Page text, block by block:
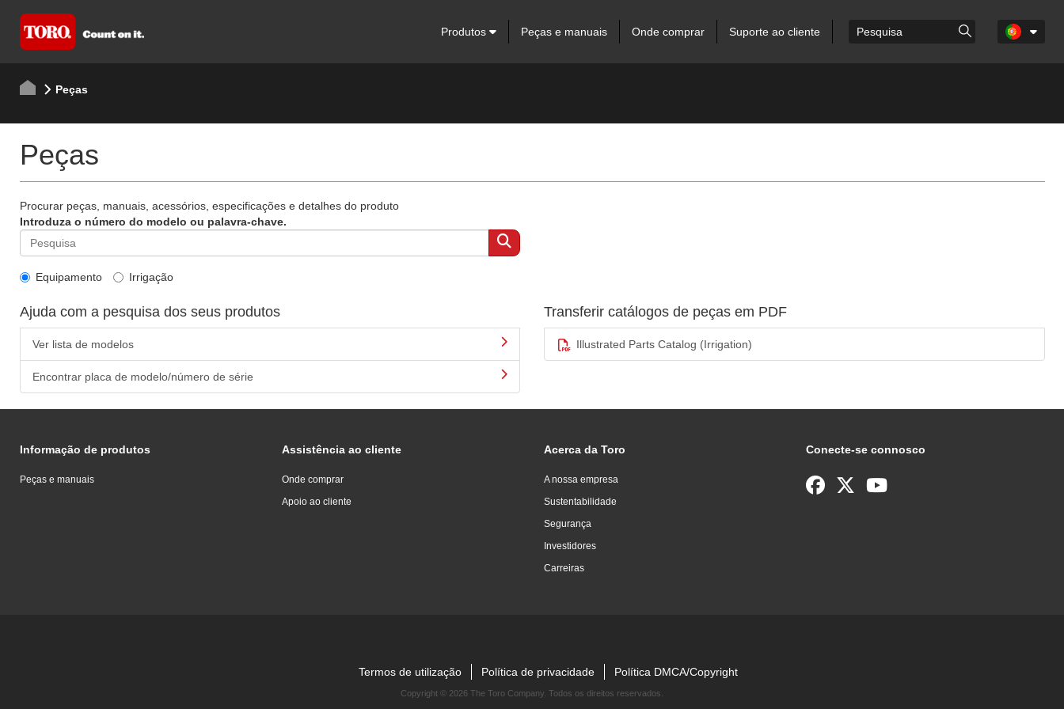
Produtos Peças e manuais Onde comprar Suporte ao cliente
Peças
Peças
Procurar peças, manuais, acessórios, especificações e detalhes do produto
Introduza o número do modelo ou palavra-chave.
Equipamento Irrigação
Ajuda com a pesquisa dos seus produtos
Ver lista de modelos
Encontrar placa de modelo/número de série
Transferir catálogos de peças em PDF
Illustrated Parts Catalog (Irrigation)
Informação de produtos
Peças e manuais
Assistência ao cliente
Onde comprar
Apoio ao cliente
Acerca da Toro
A nossa empresa
Sustentabilidade
Segurança
Investidores
Carreiras
Conecte-se connosco
Termos de utilização Política de privacidade Política DMCA/Copyright
Copyright © 2026 The Toro Company. Todos os direitos reservados.